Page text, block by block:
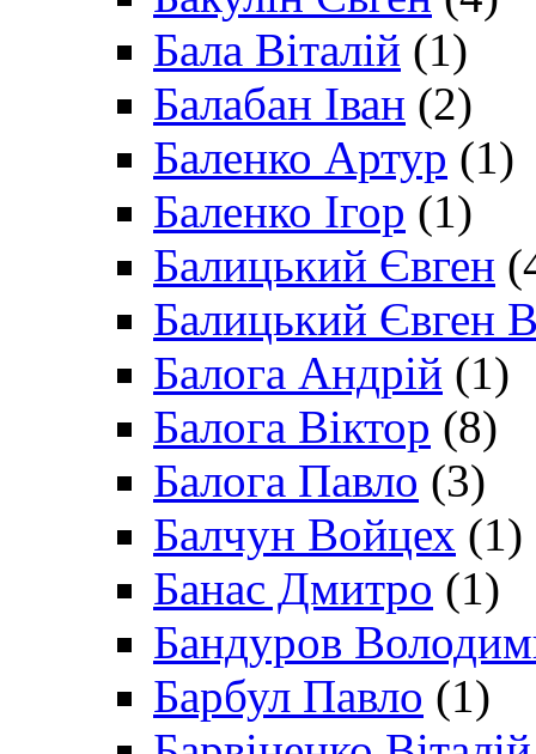
Бала Віталій (1)
Балабан Іван (2)
Баленко Артур (1)
Баленко Ігор (1)
Балицький Євген
Балицький Євген
Балога Андрій (1)
Балога Віктор (8)
Балога Павло (3)
Балчун Войцех (1)
Банас Дмитро (1)
Бандуров
Барбул Павло (1)